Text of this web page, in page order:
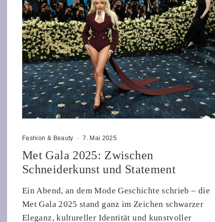
Fashion & Beauty · 7. Mai 2025
Met Gala 2025: Zwischen
Schneiderkunst und Statement
Ein Abend, an dem Mode Geschichte schrieb – die
Met Gala 2025 stand ganz im Zeichen schwarzer
Eleganz, kultureller Identität und kunstvoller